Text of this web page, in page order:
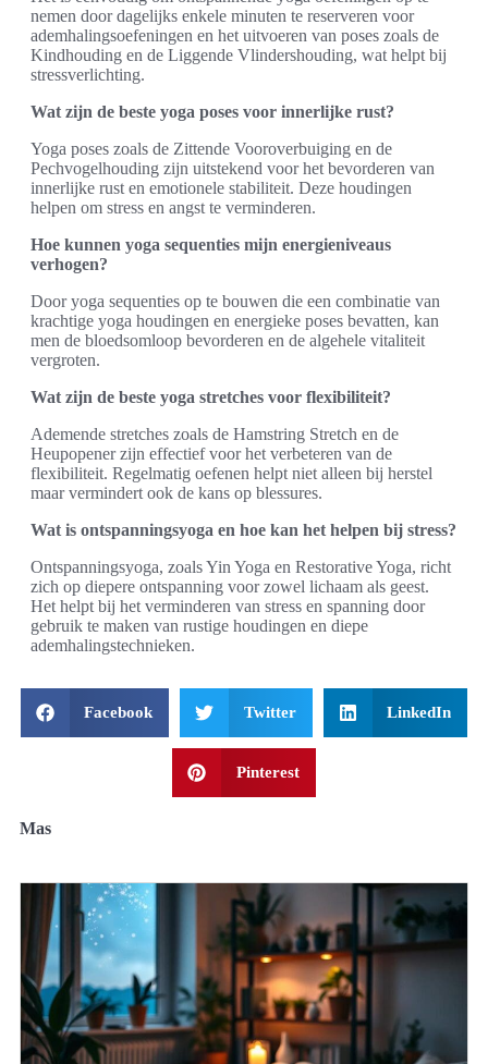
nemen door dagelijks enkele minuten te reserveren voor
ademhalingsoefeningen en het uitvoeren van poses zoals de
Kindhouding en de Liggende Vlindershouding, wat helpt bij
stressverlichting.
Wat zijn de beste yoga poses voor innerlijke rust?
Yoga poses zoals de Zittende Vooroverbuiging en de
Pechvogelhouding zijn uitstekend voor het bevorderen van
innerlijke rust en emotionele stabiliteit. Deze houdingen
helpen om stress en angst te verminderen.
Hoe kunnen yoga sequenties mijn energieniveaus
verhogen?
Door yoga sequenties op te bouwen die een combinatie van
krachtige yoga houdingen en energieke poses bevatten, kan
men de bloedsomloop bevorderen en de algehele vitaliteit
vergroten.
Wat zijn de beste yoga stretches voor flexibiliteit?
Ademende stretches zoals de Hamstring Stretch en de
Heupopener zijn effectief voor het verbeteren van de
flexibiliteit. Regelmatig oefenen helpt niet alleen bij herstel
maar vermindert ook de kans op blessures.
Wat is ontspanningsyoga en hoe kan het helpen bij stress?
Ontspanningsyoga, zoals Yin Yoga en Restorative Yoga, richt
zich op diepere ontspanning voor zowel lichaam als geest.
Het helpt bij het verminderen van stress en spanning door
gebruik te maken van rustige houdingen en diepe
ademhalingstechnieken.
Facebook Twitter LinkedIn
Pinterest
Mas